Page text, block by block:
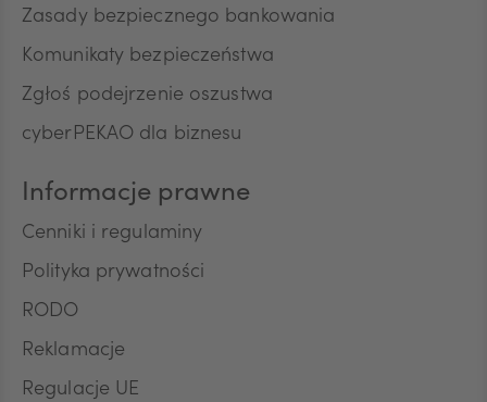
Zasady bezpiecznego bankowania
Komunikaty bezpieczeństwa
Zgłoś podejrzenie oszustwa
cyberPEKAO dla biznesu
Informacje prawne
Cenniki i regulaminy
Polityka prywatności
RODO
Reklamacje
Regulacje UE